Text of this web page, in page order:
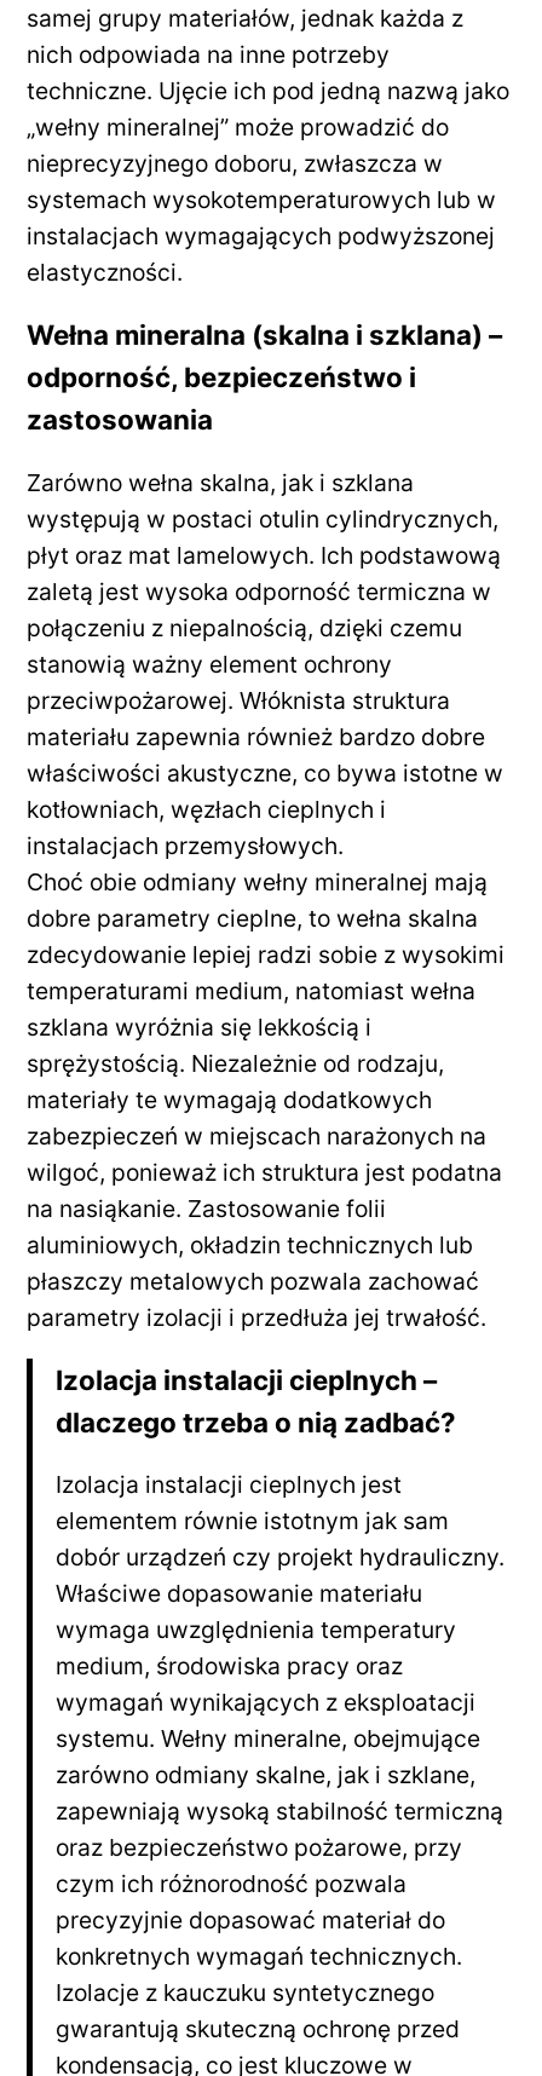
samej grupy materiałów, jednak każda z
nich odpowiada na inne potrzeby
techniczne. Ujęcie ich pod jedną nazwą jako
„wełny mineralnej” może prowadzić do
nieprecyzyjnego doboru, zwłaszcza w
systemach wysokotemperaturowych lub w
instalacjach wymagających podwyższonej
elastyczności.
Wełna mineralna (skalna i szklana) –
odporność, bezpieczeństwo i
zastosowania
Zarówno wełna skalna, jak i szklana
występują w postaci otulin cylindrycznych,
płyt oraz mat lamelowych. Ich podstawową
zaletą jest wysoka odporność termiczna w
połączeniu z niepalnością, dzięki czemu
stanowią ważny element ochrony
przeciwpożarowej. Włóknista struktura
materiału zapewnia również bardzo dobre
właściwości akustyczne, co bywa istotne w
kotłowniach, węzłach cieplnych i
instalacjach przemysłowych.
Choć obie odmiany wełny mineralnej mają
dobre parametry cieplne, to wełna skalna
zdecydowanie lepiej radzi sobie z wysokimi
temperaturami medium, natomiast wełna
szklana wyróżnia się lekkością i
sprężystością. Niezależnie od rodzaju,
materiały te wymagają dodatkowych
zabezpieczeń w miejscach narażonych na
wilgoć, ponieważ ich struktura jest podatna
na nasiąkanie. Zastosowanie folii
aluminiowych, okładzin technicznych lub
płaszczy metalowych pozwala zachować
parametry izolacji i przedłuża jej trwałość.
Izolacja instalacji cieplnych –
dlaczego trzeba o nią zadbać?
Izolacja instalacji cieplnych jest
elementem równie istotnym jak sam
dobór urządzeń czy projekt hydrauliczny.
Właściwe dopasowanie materiału
wymaga uwzględnienia temperatury
medium, środowiska pracy oraz
wymagań wynikających z eksploatacji
systemu. Wełny mineralne, obejmujące
zarówno odmiany skalne, jak i szklane,
zapewniają wysoką stabilność termiczną
oraz bezpieczeństwo pożarowe, przy
czym ich różnorodność pozwala
precyzyjnie dopasować materiał do
konkretnych wymagań technicznych.
Izolacje z kauczuku syntetycznego
gwarantują skuteczną ochronę przed
kondensacją, co jest kluczowe w